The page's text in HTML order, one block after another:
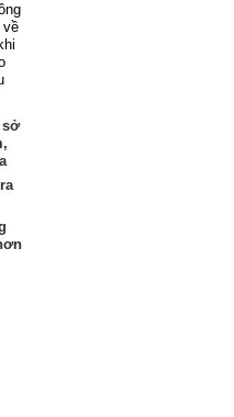
về
sở